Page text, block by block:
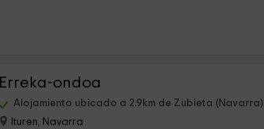
Erreka-ondoa
Alojamiento ubicado a 2.9km de Zubieta (Navarra)
Ituren, Navarra